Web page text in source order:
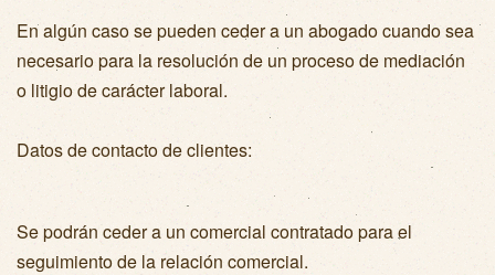
En algún caso se pueden ceder a un abogado cuando sea
necesario para la resolución de un proceso de mediación
o litigio de carácter laboral.
Datos de contacto de clientes:
Se podrán ceder a un comercial contratado para el
seguimiento de la relación comercial.